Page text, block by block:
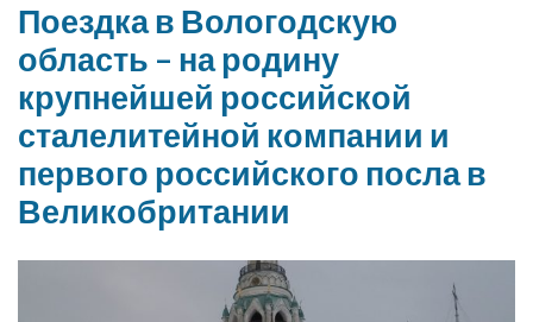
Поездка в Вологодскую
область – на родину
крупнейшей российской
сталелитейной компании и
первого российского посла в
Великобритании